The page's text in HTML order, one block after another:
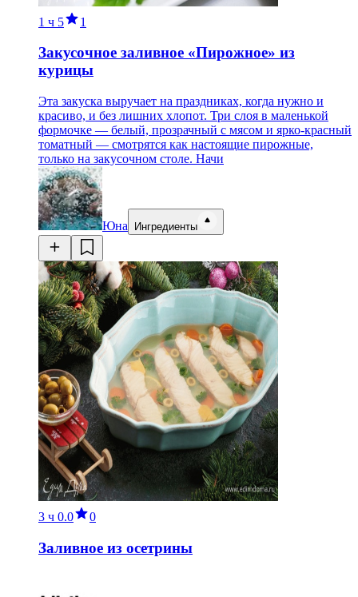
1 ч 5 1
Закусочное заливное «Пирожное» из
курицы
Эта закуска выручает на праздниках, когда нужно и
красиво, и без лишних хлопот. Три слоя в маленькой
формочке — белый, прозрачный с мясом и ярко-красный
томатный — смотрятся как настоящие пирожные,
только на закусочном столе. Начи
Юна Ингредиенты
3 ч 0.0 0
Заливное из осетрины